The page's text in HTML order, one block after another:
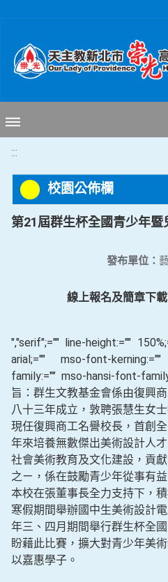
:::
校園公佈欄
第21屆群生杯全國青少年暨
發布單位：
線上報名及簡章下
","serif";="" line-height:=""
arial;="" mso-font-
family:="" mso-hansi-font-
旨：群生文教基金會係由復興
八十三年成立，敦聘張慧生女
現任復興商工名譽校長，首創
年來培養無數傑出美術設計人
社會美術教育及文化建設，貢
之ㄧ，係在鼓勵青少年從事有
本校在張董事長全力支持下，
寒假期間舉辦國中生美術設計
年三、四月期間舉行群生杯全
盼藉此比賽，擴大對青少年美
以嘉惠學子。